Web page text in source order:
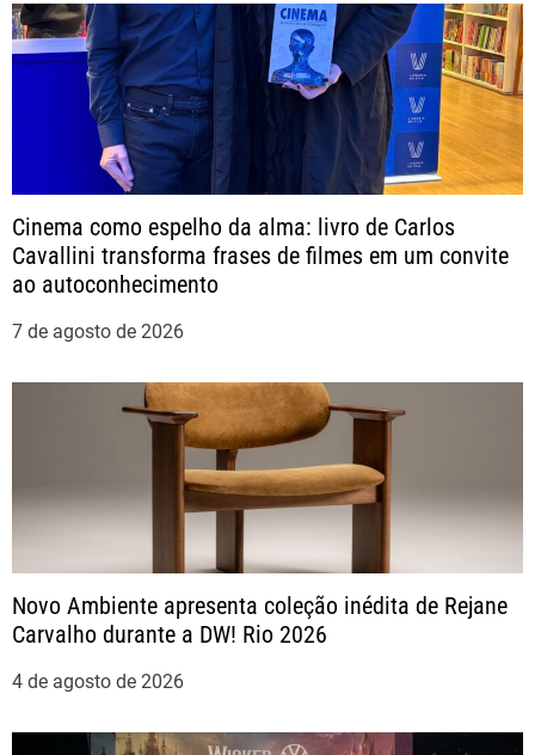
a
o
d
e
P
s
Cinema como espelho da alma: livro de Carlos
Cavallini transforma frases de filmes em um convite
ao autoconhecimento
7 de agosto de 2026
Novo Ambiente apresenta coleção inédita de Rejane
Carvalho durante a DW! Rio 2026
4 de agosto de 2026